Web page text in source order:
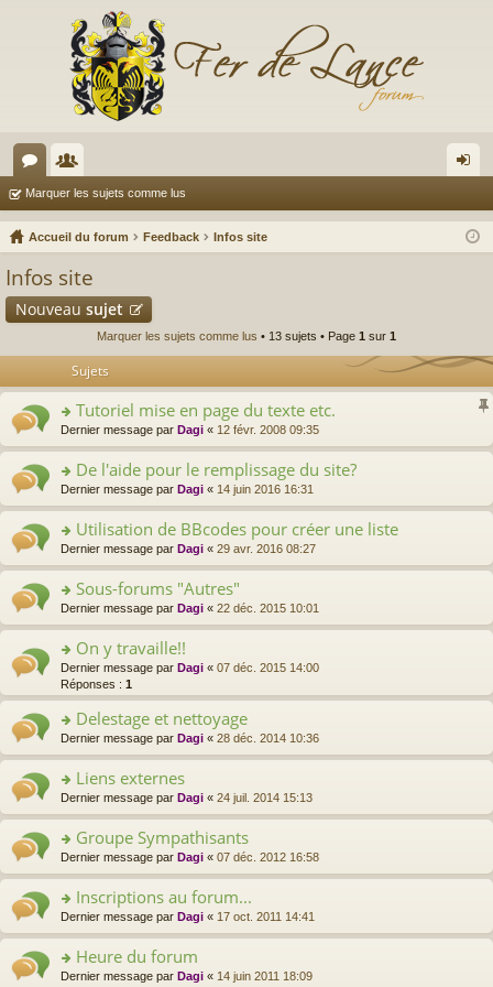
or
u
e
m ne
Marquer les sujets comme lus
Accueil du forum Feedback Infos site
Infos site
Nouveau sujet
Marquer les sujets comme lus • 13 sujets • Page 1 sur 1
Sujets
o
n
ult
er
le
m
e
a
g
e
n
o
n
lu
pl
u
s
ré
c
Tutoriel mise en page du texte etc.
Dernier message par Dagi « 12 févr. 2008 09:35
o
n
ult
er
le
m
e
a
g
e
n
o
n
lu
pl
u
s
ré
c
De l'aide pour le remplissage du site?
Dernier message par Dagi « 14 juin 2016 16:31
o
n
ult
er
le
m
e
s
s
a
e
n
o
n
lu
pl
u
s
ré
c
Utilisation de BBcodes pour créer une liste
Dernier message par Dagi « 29 avr. 2016 08:27
o
n
ult
er
le
e
s
s
a
e
n
o
n
lu
pl
u
s
ré
c
Sous-forums "Autres"
Dernier message par Dagi « 22 déc. 2015 10:01
o
n
s
ult
er
e
s
s
a
e
n
o
n
lu
pl
u
On y travaille!!
Dernier message par Dagi « 07 déc. 2015 14:00
Réponses : 1
o
n
ult
er
le
m
e
a
g
e
n
o
Delestage et nettoyage
Dernier message par Dagi « 28 déc. 2014 10:36
o
n
ult
er
le
m
e
a
g
Liens externes
Dernier message par Dagi « 24 juil. 2014 15:13
o
n
ult
er
le
m
e
Groupe Sympathisants
Dernier message par Dagi « 07 déc. 2012 16:58
o
n
ult
er
Inscriptions au forum...
Dernier message par Dagi « 17 oct. 2011 14:41
o
Heure du forum
Dernier message par Dagi « 14 juin 2011 18:09